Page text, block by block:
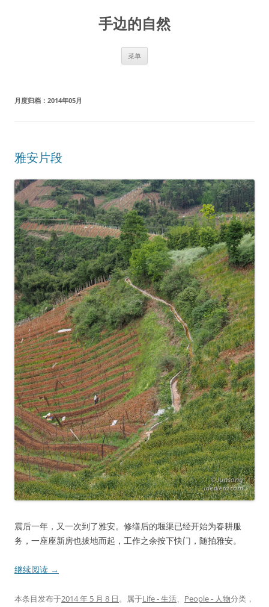
手边的自然
菜单
月度归档： 2014年05月
雅安片段
震后一年，又一次到了雅安。修缮后的堰渠已经开始为春耕服
务，一座座新房也拔地而起，工作之余按下快门，随拍雅安。
继续阅读 →
本条目发布于2014 年 5 月 8 日。属于Life - 生活、 People - 人物分类，